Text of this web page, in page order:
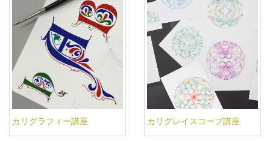
カリグラフィー講座 カリグレイスコープ講座